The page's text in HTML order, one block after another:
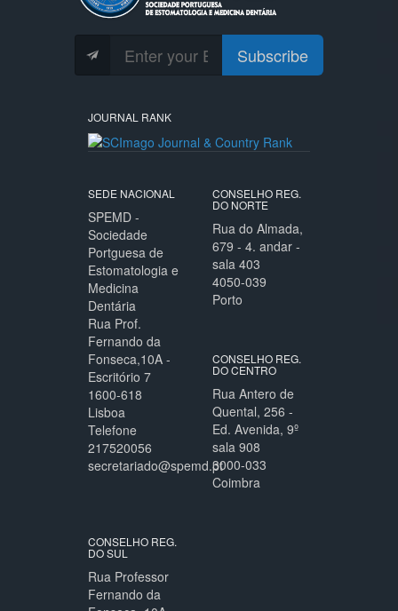
Subscribe
JOURNAL RANK
SEDE NACIONAL
SPEMD -
Sociedade
Portguesa de
Estomatologia e
Medicina
Dentária
Rua Prof.
Fernando da
Fonseca,10A -
Escritório 7
1600-618
Lisboa
Telefone
217520056
secretariado@spemd.pt
CONSELHO REG.
DO NORTE
Rua do Almada,
679 - 4. andar -
sala 403
4050-039
Porto
CONSELHO REG.
DO CENTRO
Rua Antero de
Quental, 256 -
Ed. Avenida, 9º
sala 908
3000-033
Coimbra
CONSELHO REG.
DO SUL
Rua Professor
Fernando da